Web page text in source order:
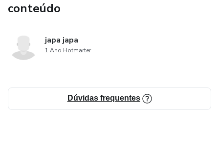
conteúdo
japa japa
1 Ano Hotmarter
Dúvidas frequentes